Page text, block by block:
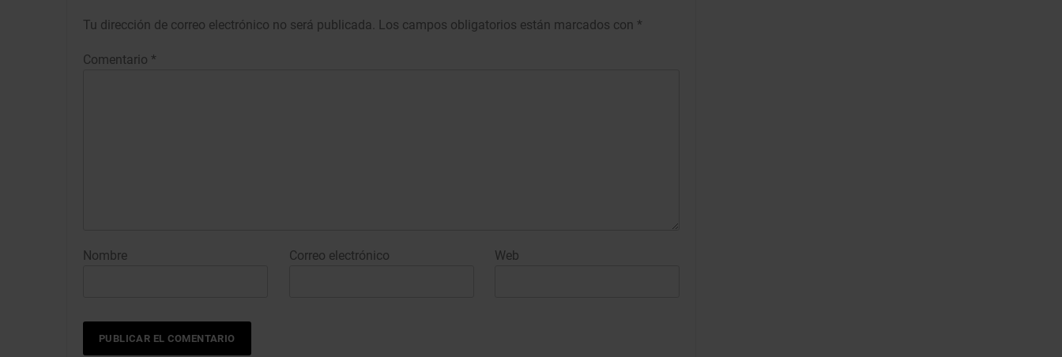
Tu dirección de correo electrónico no será publicada. Los campos obligatorios están marcados con *
Comentario *
Nombre Correo electrónico Web